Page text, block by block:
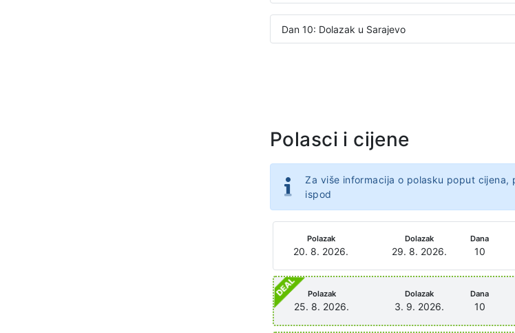
Dan 10: Dolazak u Sarajevo
Polasci i cijene
Za više informacija o polasku poput cijena,
ispod
Polazak
20. 8. 2026.
Dolazak
29. 8. 2026.
Dana
10
Polazak
25. 8. 2026.
Dolazak
3. 9. 2026.
Dana
10